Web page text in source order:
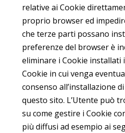
relative ai Cookie
proprio browser ed
che terze parti possano
preferenze del browser è
eliminare i Cookie installati
Cookie in cui venga
consenso all’installazione
questo sito. L’Utente può
su come gestire i Cookie
più diffusi ad esempio ai